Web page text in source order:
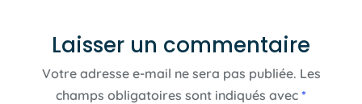
Laisser un commentaire
Votre adresse e-mail ne sera pas publiée. Les
champs obligatoires sont indiqués avec *